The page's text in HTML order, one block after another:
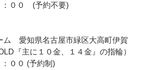
：００ (予約不要)
ム 愛知県名古屋市緑区大高町伊賀
『主に１０金、１４金』の指輪）
００ (予約制)